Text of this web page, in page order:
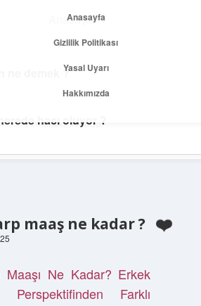
Anasayfa
Yasal Uyarı
Hakkımızda
Fikirler Dünyası
maaş ne kadar ?
Maaşı Ne Kadar? Erkek
Farklı
ne demek ?
hacı oluyor ?
Anasayfa
Gizlilik Politikası
Yasal Uyarı
Hakkımızda